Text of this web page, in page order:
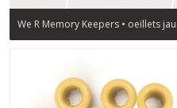
We R Memory Keepers • oeillets